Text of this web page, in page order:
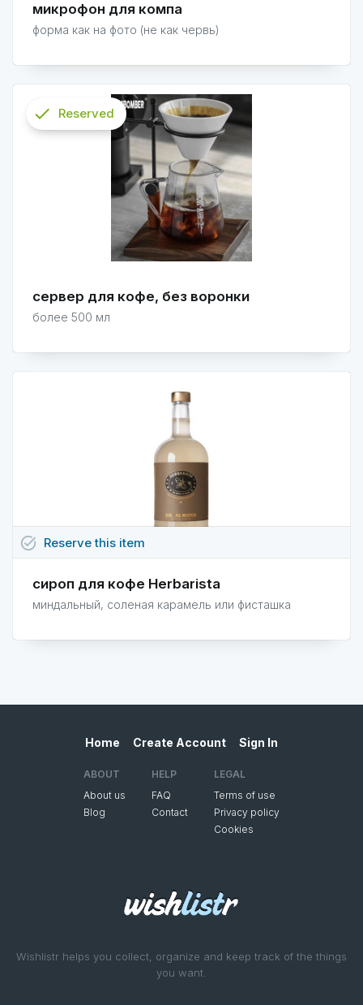
микрофон для компа
форма как на фото (не как червь)
сервер для кофе, без воронки
более 500 мл
check
Reserved
сироп для кофе Herbarista
миндальный, соленая карамель или фисташка
task_alt Reservethis item
Wishlistr helps you collect, organize and keep track of the things
you want.
Home Create Account Sign In
ABOUT
About us
Blog
HELP
FAQ
Contact
LEGAL
Terms of use
Privacy policy
Cookies